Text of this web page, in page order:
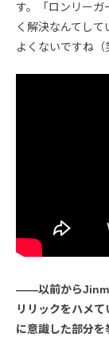
す。「ロンリーガ
く解決なんてし
よくないですね（
――以前から
リリックをハメ
に意識した部分を